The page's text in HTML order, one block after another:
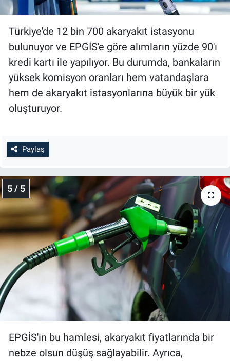
Türkiye'de 12 bin 700 akaryakıt istasyonu
bulunuyor ve EPGİS'e göre alımların yüzde 90'ı
kredi kartı ile yapılıyor. Bu durumda, bankaların
yüksek komisyon oranları hem vatandaşlara
hem de akaryakıt istasyonlarına büyük bir yük
oluşturuyor.
Paylaş
5 / 5
EPGİS'in bu hamlesi, akaryakıt fiyatlarında bir
nebze olsun düşüş sağlayabilir. Ayrıca,